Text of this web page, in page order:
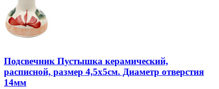
Подсвечник Пустышка керамический,
расписной, размер 4,5х5см. Диаметр отверстия
14мм